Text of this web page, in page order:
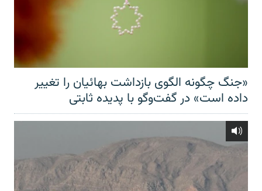
«جنگ چگونه الگوی بازداشت بهائیان را تغییر
داده است» در گفت‌وگو با پدیده ثابتی